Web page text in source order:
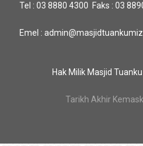
Tel : 03 8880 4300 Faks : 03
Emel :
Hak Milik Masjid
Tarikh Akhir